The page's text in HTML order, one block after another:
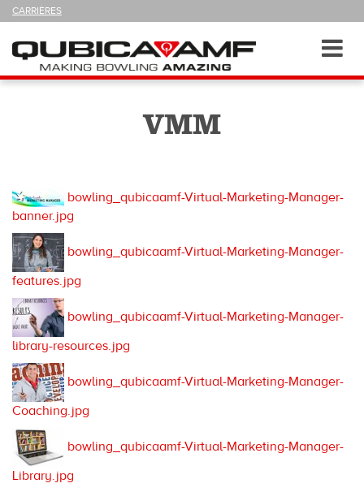
CARRIÈRES
NOUS
Navigation
VMM
bowling_qubicaamf-Virtual-Marketing-Manager-
banner.jpg
bowling_qubicaamf-Virtual-Marketing-Manager-
features.jpg
bowling_qubicaamf-Virtual-Marketing-Manager-
library-resources.jpg
bowling_qubicaamf-Virtual-Marketing-Manager-
Coaching.jpg
bowling_qubicaamf-Virtual-Marketing-Manager-
Library.jpg